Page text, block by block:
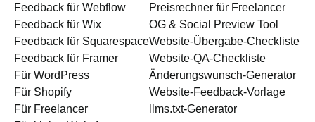
Feedback für Webflow
Feedback für Wix
Feedback für Squarespace
Feedback für Framer
Für WordPress
Für Shopify
Für Freelancer
Preisrechner für Freelancer
OG & Social Preview Tool
Website-Übergabe-Checkliste
Website-QA-Checkliste
Änderungswunsch-Generator
Website-Feedback-Vorlage
llms.txt-Generator